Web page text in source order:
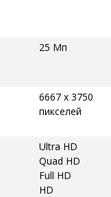
25 Мп
6667 x 3750
пикселей
Ultra HD
Quad HD
Full HD
HD